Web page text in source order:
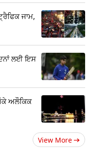
ਜਾਮ,
ਲਈ ਇਸ
ਅਲੌਕਿਕ
View More